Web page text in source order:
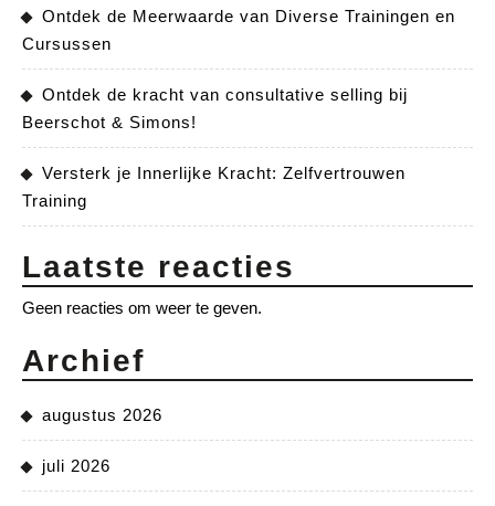
Ontdek de Meerwaarde van Diverse Trainingen en
Cursussen
Ontdek de kracht van consultative selling bij
Beerschot & Simons!
Versterk je Innerlijke Kracht: Zelfvertrouwen
Training
Laatste reacties
Geen reacties om weer te geven.
Archief
augustus 2026
juli 2026